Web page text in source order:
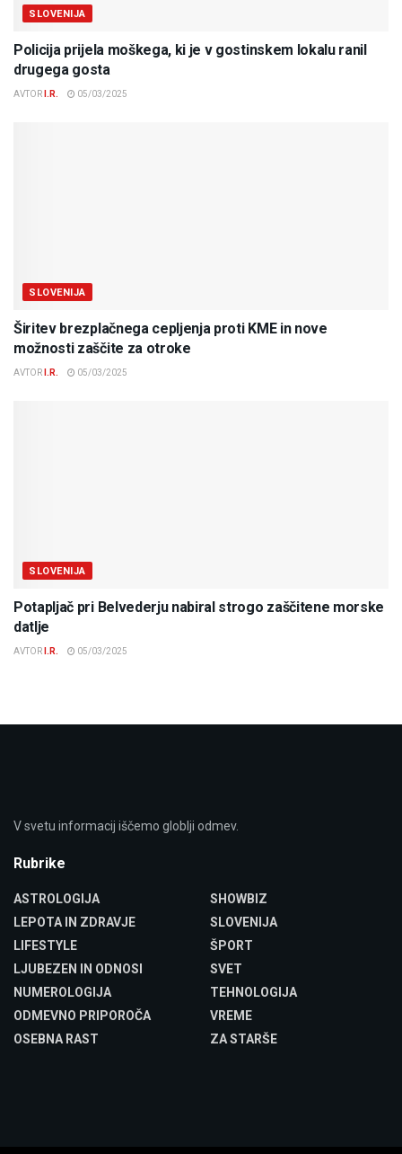
SLOVENIJA
Policija prijela moškega, ki je v gostinskem lokalu ranil
drugega gosta
AVTOR I.R. 05/03/2025
SLOVENIJA
Širitev brezplačnega cepljenja proti KME in nove
možnosti zaščite za otroke
AVTOR I.R. 05/03/2025
SLOVENIJA
Potapljač pri Belvederju nabiral strogo zaščitene morske
datlje
AVTOR I.R. 05/03/2025
V svetu informacij iščemo globlji odmev.
Rubrike
ASTROLOGIJA
LEPOTA IN ZDRAVJE
LIFESTYLE
LJUBEZEN IN ODNOSI
NUMEROLOGIJA
ODMEVNO PRIPOROČA
OSEBNA RAST
SHOWBIZ
SLOVENIJA
ŠPORT
SVET
TEHNOLOGIJA
VREME
ZA STARŠE